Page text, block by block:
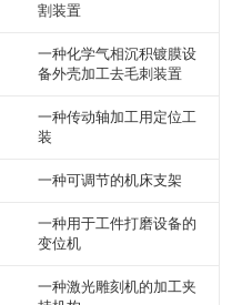
割装置
一种化学气相沉积镀膜设
备外壳加工去毛刺装置
一种传动轴加工用定位工
装
一种可调节的机床支架
一种用于工件打磨设备的
变位机
一种激光雕刻机的加工夹